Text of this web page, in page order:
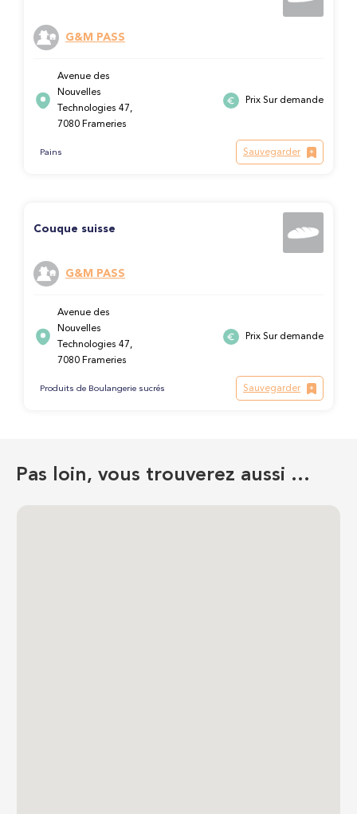
G&M PASS
Avenue des
Nouvelles
Technologies 47,
7080 Frameries
Prix Sur demande
Pains Sauvegarder
Couque suisse
G&M PASS
Avenue des
Nouvelles
Technologies 47,
7080 Frameries
Prix Sur demande
Produits de Boulangerie sucrés Sauvegarder
Pas loin, vous trouverez aussi …